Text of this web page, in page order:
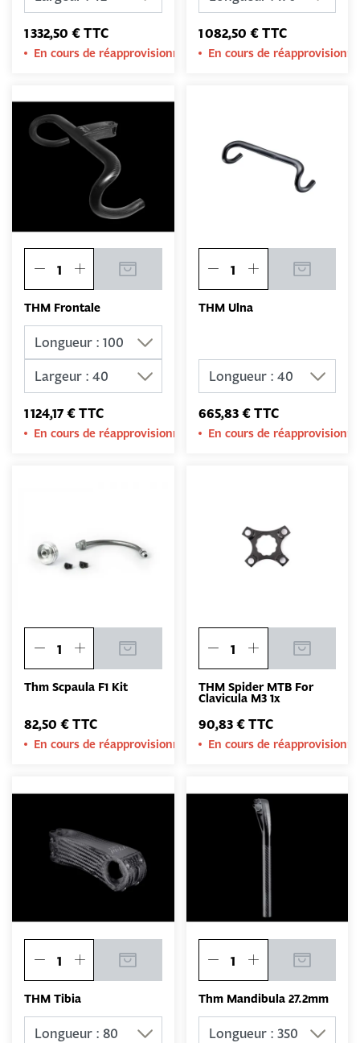
1 332,50 € TTC
En cours de réapprovisionnement
1 082,50 € TTC
En cours de
THM Frontale
1 124,17 € TTC
En cours de réapprovisionnement
THM Ulna
665,83 € TTC
En cours de
Thm Scpaula F1 Kit
82,50 € TTC
En cours de réapprovisionnement
THM Spider MTB For
Clavicula M3 1x
90,83 € TTC
En cours de
THM Tibia Thm Mandibula 27.2mm